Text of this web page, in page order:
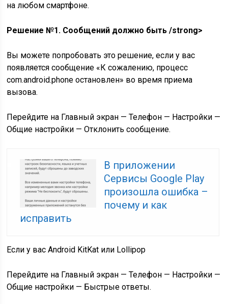
на любом смартфоне.
Решение №1. Сообщений должно быть /strong>
Вы можете попробовать это решение, если у вас
появляется сообщение «К сожалению, процесс
com.android.phone остановлен» во время приема
вызова.
Перейдите на Главный экран — Телефон — Настройки —
Общие настройки — Отклонить сообщение.
В приложении
Сервисы Google Play
произошла ошибка –
почему и как
исправить
Если у вас Android KitKat или Lollipop
Перейдите на Главный экран — Телефон — Настройки —
Общие настройки — Быстрые ответы.